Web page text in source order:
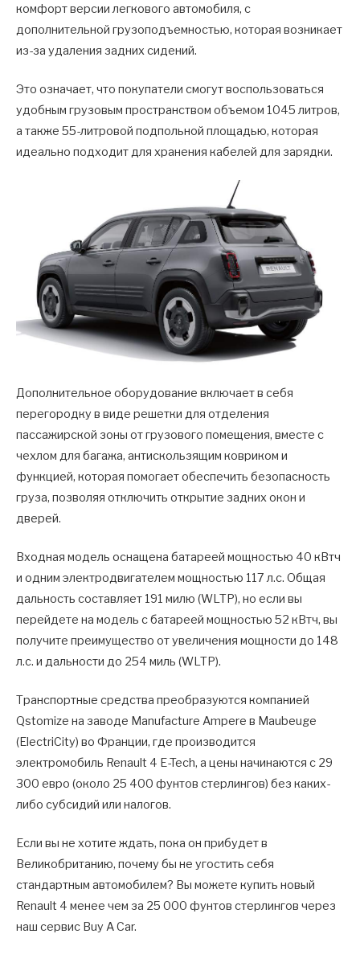
комфорт версии легкового автомобиля, с
дополнительной грузоподъемностью, которая возникает
из-за удаления задних сидений.
Это означает, что покупатели смогут воспользоваться
удобным грузовым пространством объемом 1045 литров,
а также 55-литровой подпольной площадью, которая
идеально подходит для хранения кабелей для зарядки.
Дополнительное оборудование включает в себя
перегородку в виде решетки для отделения
пассажирской зоны от грузового помещения, вместе с
чехлом для багажа, антискользящим ковриком и
функцией, которая помогает обеспечить безопасность
груза, позволяя отключить открытие задних окон и
дверей.
Входная модель оснащена батареей мощностью 40 кВтч
и одним электродвигателем мощностью 117 л.с. Общая
дальность составляет 191 милю (WLTP), но если вы
перейдете на модель с батареей мощностью 52 кВтч, вы
получите преимущество от увеличения мощности до 148
л.с. и дальности до 254 миль (WLTP).
Транспортные средства преобразуются компанией
Qstomize на заводе Manufacture Ampere в Maubeuge
(ElectriCity) во Франции, где производится
электромобиль Renault 4 E-Tech, а цены начинаются с 29
300 евро (около 25 400 фунтов стерлингов) без каких-
либо субсидий или налогов.
Если вы не хотите ждать, пока он прибудет в
Великобританию, почему бы не угостить себя
стандартным автомобилем? Вы можете купить новый
Renault 4 менее чем за 25 000 фунтов стерлингов через
наш сервис Buy A Car.